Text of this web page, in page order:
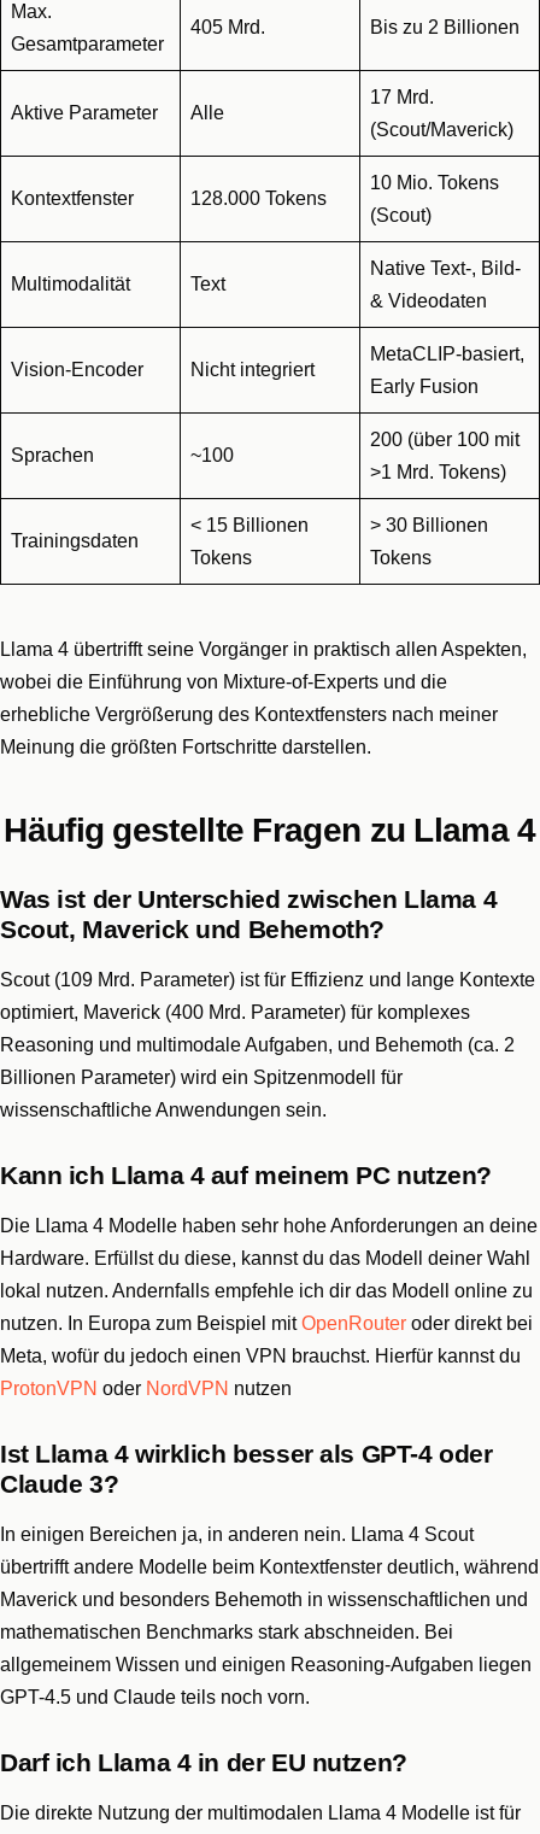
Max.
Gesamtparameter
405 Mrd. Bis zu 2 Billionen
Aktive Parameter Alle
17 Mrd.
(Scout/Maverick)
Kontextfenster 128.000 Tokens
10 Mio. Tokens
(Scout)
Multimodalität Text
Native Text-, Bild-
& Videodaten
Vision-Encoder Nicht integriert
MetaCLIP-basiert,
Early Fusion
Sprachen ~100
200 (über 100 mit
>1 Mrd. Tokens)
Trainingsdaten
< 15 Billionen
Tokens
> 30 Billionen
Tokens
Llama 4 übertrifft seine Vorgänger in praktisch allen Aspekten,
wobei die Einführung von Mixture-of-Experts und die
erhebliche Vergrößerung des Kontextfensters nach meiner
Meinung die größten Fortschritte darstellen.
Häufig gestellte Fragen zu Llama 4
Was ist der Unterschied zwischen Llama 4
Scout, Maverick und Behemoth?
Scout (109 Mrd. Parameter) ist für Effizienz und lange Kontexte
optimiert, Maverick (400 Mrd. Parameter) für komplexes
Reasoning und multimodale Aufgaben, und Behemoth (ca. 2
Billionen Parameter) wird ein Spitzenmodell für
wissenschaftliche Anwendungen sein.
Kann ich Llama 4 auf meinem PC nutzen?
Die Llama 4 Modelle haben sehr hohe Anforderungen an deine
Hardware. Erfüllst du diese, kannst du das Modell deiner Wahl
lokal nutzen. Andernfalls empfehle ich dir das Modell online zu
nutzen. In Europa zum Beispiel mitOpenRouter oder direkt bei
Meta, wofür du jedoch einen VPN brauchst. Hierfür kannst du
ProtonVPN oder NordVPN nutzen
Ist Llama 4 wirklich besser als GPT-4 oder
Claude 3?
In einigen Bereichen ja, in anderen nein. Llama 4 Scout
übertrifft andere Modelle beim Kontextfenster deutlich, während
Maverick und besonders Behemoth in wissenschaftlichen und
mathematischen Benchmarks stark abschneiden. Bei
allgemeinem Wissen und einigen Reasoning-Aufgaben liegen
GPT-4.5 und Claude teils noch vorn.
Darf ich Llama 4 in der EU nutzen?
Die direkte Nutzung der multimodalen Llama 4 Modelle ist für